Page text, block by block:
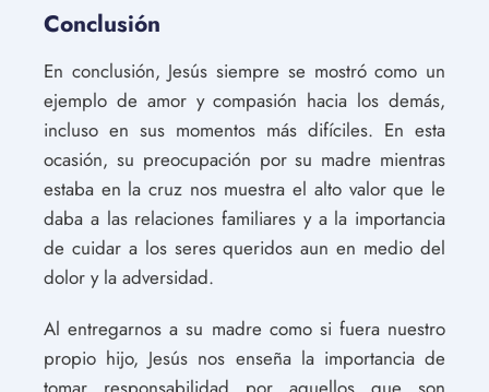
Conclusión
En conclusión, Jesús siempre se mostró como un
ejemplo de amor y compasión hacia los demás,
incluso en sus momentos más difíciles. En esta
ocasión, su preocupación por su madre mientras
estaba en la cruz nos muestra el alto valor que le
daba a las relaciones familiares y a la importancia
de cuidar a los seres queridos aun en medio del
dolor y la adversidad.
Al entregarnos a su madre como si fuera nuestro
propio hijo, Jesús nos enseña la importancia de